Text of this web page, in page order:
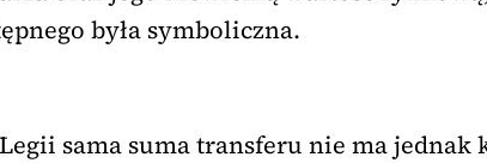
była symboliczna.
sama suma transferu nie ma jednak